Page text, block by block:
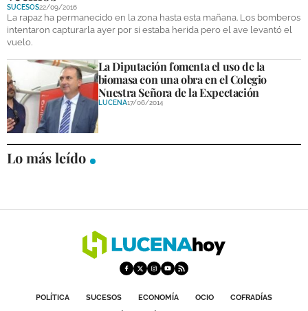
DEPORTES
COMPETICIONES
DEPORTE BASE
OPINIÓN
VENTANA CIUDADANA
CÓRDOBA
SUBBÉTICA HOY
SUCESOS22/09/2016
La rapaz ha permanecido en la zona hasta esta mañana. Los bomberos
intentaron capturarla ayer por si estaba herida pero el ave levantó el
vuelo.
La Diputación fomenta el uso de la
biomasa con una obra en el Colegio
Nuestra Señora de la Expectación
LUCENA17/06/2014
Lo más leído
POLÍTICA SUCESOS ECONOMÍA OCIO COFRADÍAS